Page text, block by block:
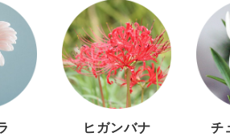
ヒガンバナ チ